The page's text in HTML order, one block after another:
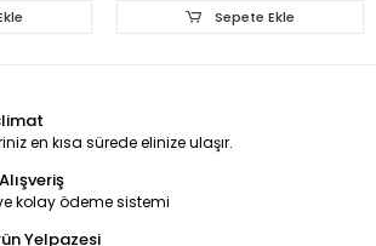
Sepete Ekle
en kısa sürede elinize ulaşır.
kolay ödeme sistemi
Yelpazesi